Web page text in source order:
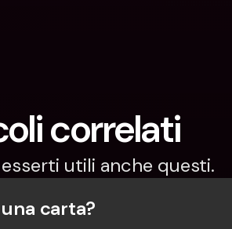
correlati
utili anche questi.
carta?